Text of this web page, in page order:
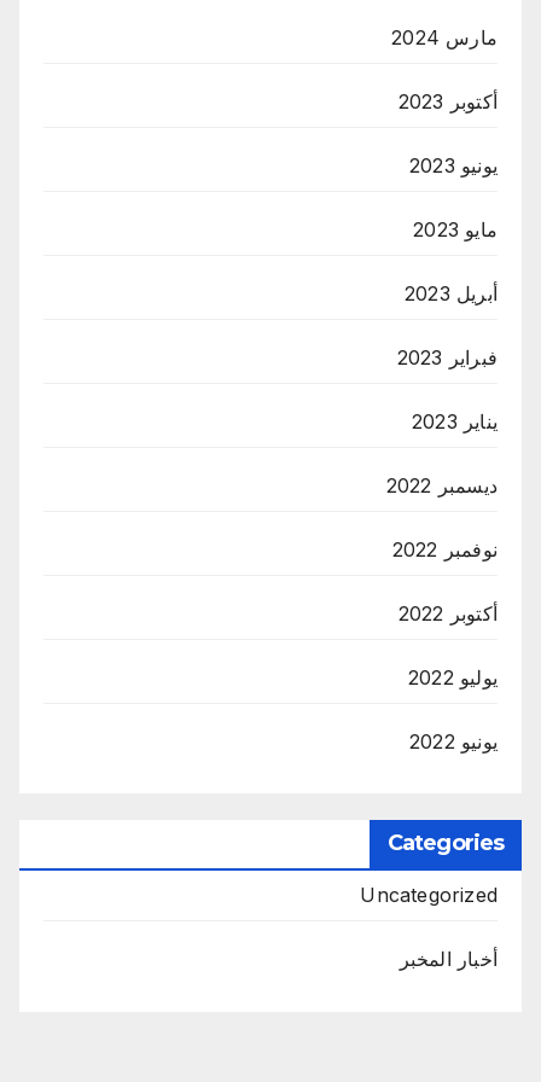
مارس 2024
أكتوبر 2023
يونيو 2023
مايو 2023
أبريل 2023
فبراير 2023
يناير 2023
ديسمبر 2022
نوفمبر 2022
أكتوبر 2022
يوليو 2022
يونيو 2022
Categories
Uncategorized
أخبار المخبر